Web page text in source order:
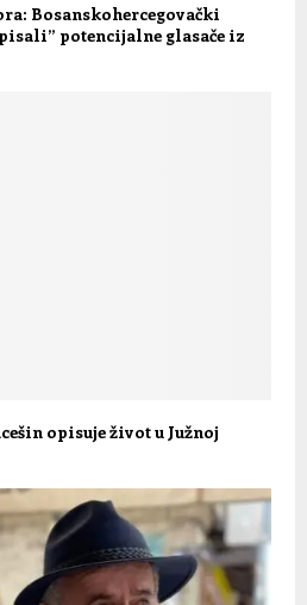
Bosanskohercegovački
potencijalne glasače iz
opisuje život u Južnoj